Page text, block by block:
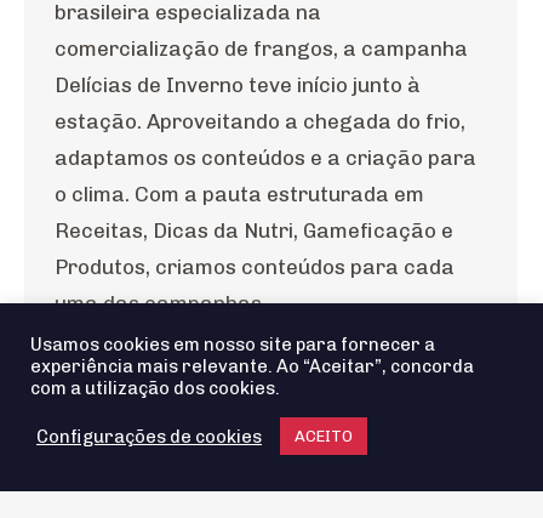
brasileira especializada na
comercialização de frangos, a campanha
Delícias de Inverno teve início junto à
estação. Aproveitando a chegada do frio,
adaptamos os conteúdos e a criação para
o clima. Com a pauta estruturada em
Receitas, Dicas da Nutri, Gameficação e
Produtos, criamos conteúdos para cada
uma das campanhas…
Usamos cookies em nosso site para fornecer a
experiência mais relevante. Ao “Aceitar”, concorda
com a utilização dos cookies.
Configurações de cookies ACEITO